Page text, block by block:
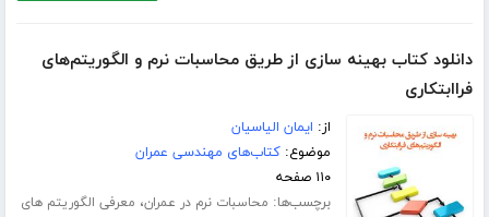
دانلود کتاب بهینه سازی از طریق محاسبات نرم و الگوریتم‌های
فراابتکاری
از: ایمان الیاسیان
موضوع:کتاب‌های مهندسی عمران
۱۱۰ صفحه
برچسب‌ها: محاسبات نرم در عمران، معرفی الگوریتم های